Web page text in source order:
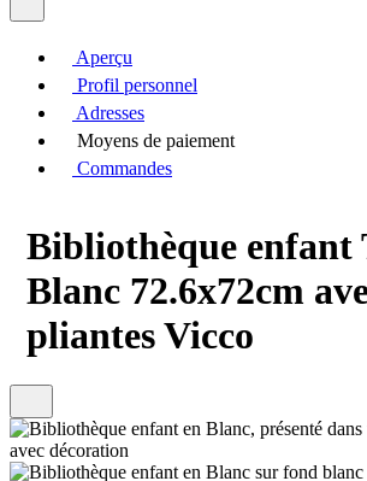
Aperçu
Profil personnel
Adresses
Moyens de paiement
Commandes
Bibliothèque enfant
Blanc 72.6x72cm
pliantes Vicco